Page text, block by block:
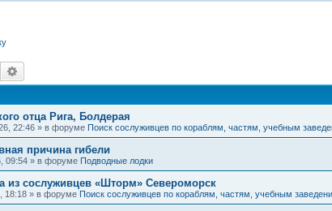
Поиск
отца Рига, Болдерая
22:46 » в форуме Поиск сослуживцев по кораблям, частям, учебным
причина гибели
09:54 » в форуме Подводные лодки
из сослуживцев «Шторм» Североморск
18:18 » в форуме Поиск сослуживцев по кораблям, частям, учебным